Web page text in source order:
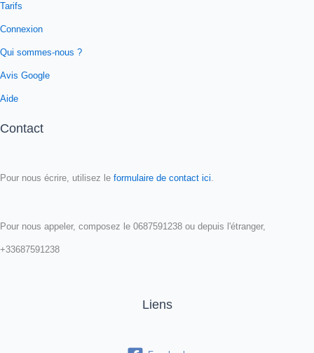
Tarifs
Connexion
Qui sommes-nous ?
Avis Google
Aide
Contact
Pour nous écrire, utilisez le formulaire de contact ici
Pour nous appeler, composez le 0687591238 ou depuis l'étranger,
+33687591238
Liens